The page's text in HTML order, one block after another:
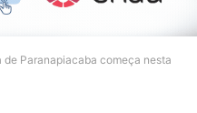
de Paranapiacaba começa nesta